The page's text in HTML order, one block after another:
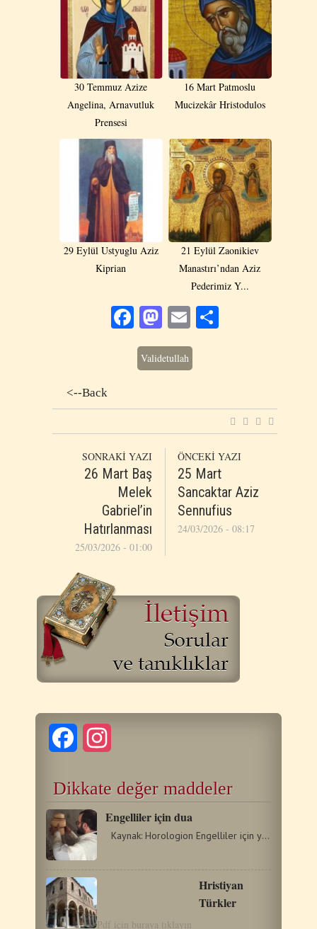
30 Temmuz Azize
Angelina, Arnavutluk
Prensesi
16 Mart Patmoslu
Mucizekâr Hristodulos
29 Eylül Ustyuglu Aziz
Kiprian
21 Eylül Zaonikiev
Manastırı’ndan Aziz
Pederimiz Y...
Facebook
Mastodon
Email
Validetullah
<--Back
SONRAKİ YAZI
26 Mart Baş
Melek
Gabriel’in
Hatırlanması
25/03/2026 - 01:00
ÖNCEKİ YAZI
25 Mart
Sancaktar Aziz
Sennufius
24/03/2026 - 08:17
Facebook
Dikkate değer maddeler
Engelliler için dua
Kaynak: Horologion Engelliler için yalvarıyorum; -Bu spastik…
Pdf için buraya tıklayın
Hristiyan
Türkler